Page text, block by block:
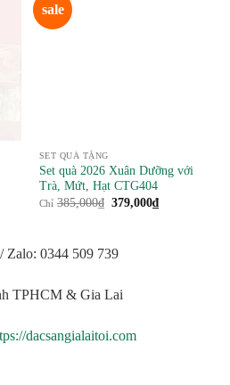
sale
SET QUÀ TẶNG
Set quà 2026 Xuân Dưỡng với
Trà, Mứt, Hạt CTG404
Chỉ 385,000₫ Giá
379,000₫Giá
hiện
Zalo: 0344 509 739
TPHCM & Gia Lai
dacsangialaitoi.com